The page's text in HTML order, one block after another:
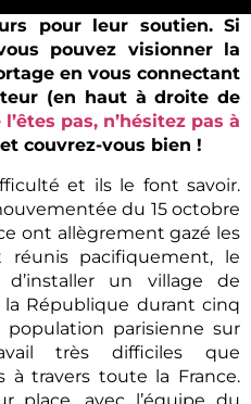
pour leur soutien. Si
pouvez visionner la
en vous connectant
(en haut à droite de
pas, n’hésitez pas à
couvrez-vous bien !
et ils le font savoir.
du 15 octobre
ont allègrement gazé les
pacifiquement, le
un village de
République durant cinq
population parisienne sur
très difficiles que
à travers toute la France.